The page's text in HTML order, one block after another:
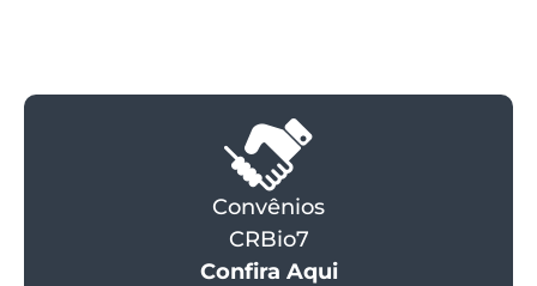
Convênios
CRBio7
Confira Aqui